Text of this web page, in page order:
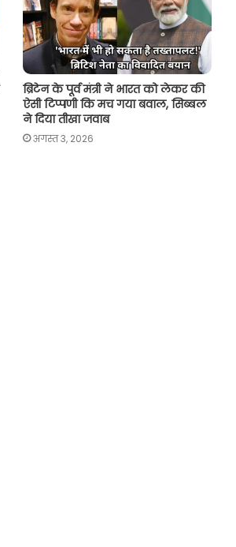
ब्रिटेन के पूर्व मंत्री ने भारत को लेकर की
ऐसी टिप्पणी कि मच गया बवाल, सिब्बल
ने दिया तीखा जवाब
अगस्त 3, 2026